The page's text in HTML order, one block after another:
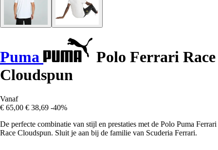
Puma
Polo Ferrari Race
Cloudspun
Vanaf
€ 65,00 € 38,69 -40%
De perfecte combinatie van stijl en prestaties met de Polo Puma Ferrari
Race Cloudspun. Sluit je aan bij de familie van Scuderia Ferrari.